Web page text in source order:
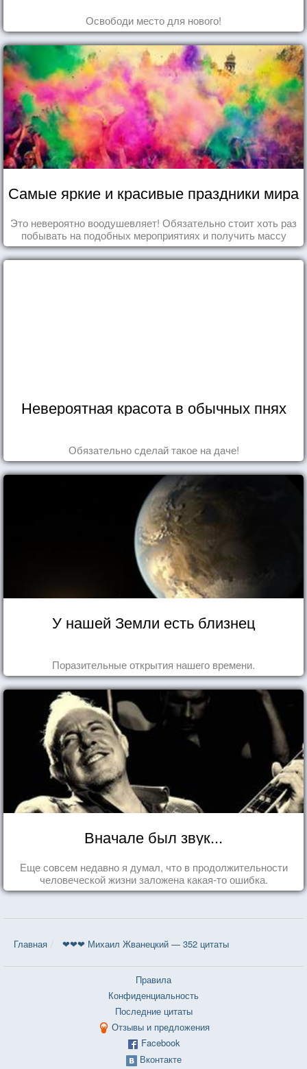
Освободи место для нового!
Самые яркие и красивые праздники мира
Это невероятно воодушевляет! Обязательно стоит хоть раз
побывать на подобных мероприятиях и получить массу
впечатлений!
Невероятная красота в обычных пнях
Обязательно сделай такое на даче!
У нашей Земли есть близнец
Поразительные открытия нашего времени.
Вначале был звук...
Еще совсем недавно я думал, что в продолжительности
человеческой жизни заложена какая-то ошибка.
Главная ❤❤❤ Михаил Жванецкий — 352 цитаты
Правила
Конфиденциальность
Последние цитаты
Отзывы и предложения
Facebook
Вконтакте